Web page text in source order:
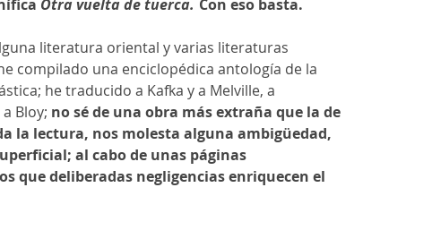
Otra vuelta de tuerca. Con eso basta.
literatura oriental y varias literaturas
compilado una enciclopédica antología de la
he traducido a Kafka y a Melville, a
Bloy; no sé de una obra más extraña que la de
la lectura, nos molesta alguna ambigüedad,
al cabo de unas páginas
que deliberadas negligencias enriquecen el